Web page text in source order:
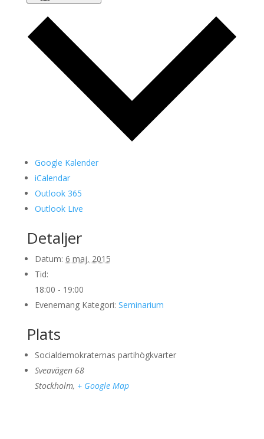
Google Kalender
iCalendar
Outlook 365
Outlook Live
Detaljer
Datum: 6 maj, 2015
Tid:
18:00 - 19:00
Evenemang Kategori: Seminarium
Plats
Socialdemokraternas partihögkvarter
Sveavägen 68
Stockholm, + Google Map